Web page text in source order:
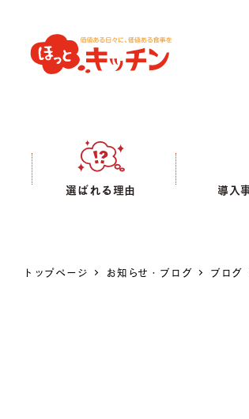
選ばれる理由 導入
トップページ お知らせ・ブログ ブログ